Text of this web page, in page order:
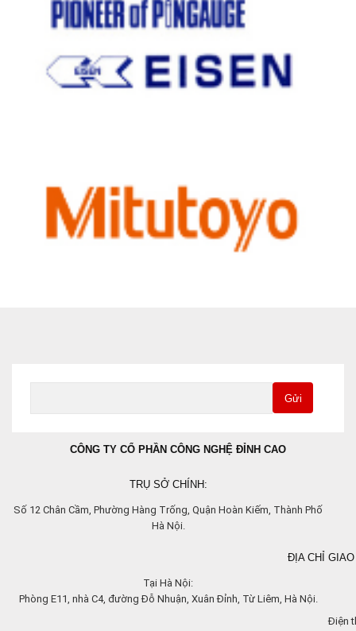
Gửi
CÔNG TY CỔ PHẦN CÔNG NGHỆ ĐỈNH CAO
TRỤ SỞ CHÍNH:
Số 12 Chân Cầm, Phường Hàng Trống, Quận Hoàn Kiếm, Thành Phố
Hà Nội.
ĐỊA CHỈ
Tại Hà Nội:
Phòng E11, nhà C4, đường Đỗ Nhuận, Xuân Đỉnh, Từ Liêm, Hà Nội.
Điện